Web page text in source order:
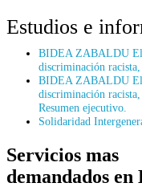
Estudios e
BIDEA ZABALDU El
discriminación
BIDEA ZABALDU El
discriminación
Resumen ejecutivo.
Solidaridad
Servicios mas
demandados en